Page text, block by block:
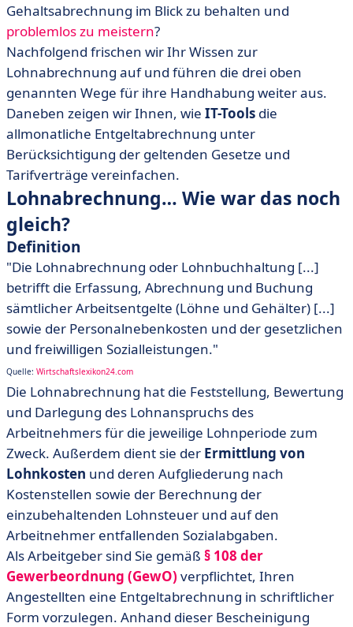
Gehaltsabrechnung im Blick zu behalten und
problemlos zu meistern?
Nachfolgend frischen wir Ihr Wissen zur
Lohnabrechnung auf und führen die drei oben
genannten Wege für ihre Handhabung weiter aus.
Daneben zeigen wir Ihnen, wie IT-Tools die
allmonatliche Entgeltabrechnung unter
Berücksichtigung der geltenden Gesetze und
Tarifverträge vereinfachen.
Lohnabrechnung… Wie war das noch
gleich?
Definition
"Die Lohnabrechnung oder Lohnbuchhaltung [...]
betrifft die Erfassung, Abrechnung und Buchung
sämtlicher Arbeitsentgelte (Löhne und Gehälter) [...]
sowie der Personalnebenkosten und der gesetzlichen
und freiwilligen Sozialleistungen."
Quelle: Wirtschaftslexikon24.com
Die Lohnabrechnung hat die Feststellung, Bewertung
und Darlegung des Lohnanspruchs des
Arbeitnehmers für die jeweilige Lohnperiode zum
Zweck. Außerdem dient sie der Ermittlung von
Lohnkosten und deren Aufgliederung nach
Kostenstellen sowie der Berechnung der
einzubehaltenden Lohnsteuer und auf den
Arbeitnehmer entfallenden Sozialabgaben.
Als Arbeitgeber sind Sie gemäß § 108 der
Gewerbeordnung (GewO) verpflichtet, Ihren
Angestellten eine Entgeltabrechnung in schriftlicher
Form vorzulegen. Anhand dieser Bescheinigung